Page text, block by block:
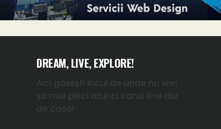
DREAM, LIVE, EXPLORE!
Aici găsești locul de unde nu vrei
să mai pleci atunci cand ti-e dor
de casă!